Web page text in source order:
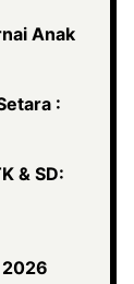
Anak
:
& SD:
2026